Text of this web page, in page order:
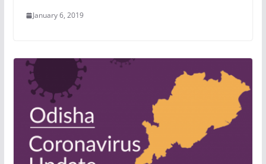
January 6, 2019